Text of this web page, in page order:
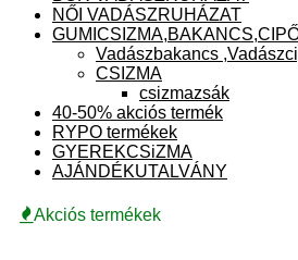
NŐI VADÁSZRUHÁZAT
Vadászbakancs
CSIZMA
csizmazsák
40-50% akciós termék
RYPO termékek
GYEREKCSiZMA
AJÁNDÉKUTALVÁNY
Akciós termékek